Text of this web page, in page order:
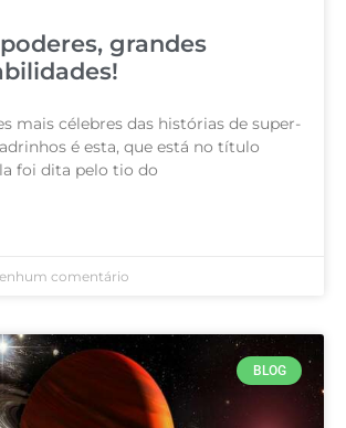
grandes
mais célebres das histórias de super-
é esta, que está no título
foi dita pelo tio do
comentário
BLOG